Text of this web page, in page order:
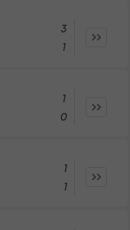
3
1
1
0
1
1